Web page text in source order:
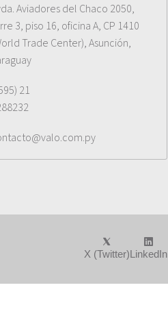
Aviadores del Chaco 2050,
3, piso 16, oficina A, CP 1410
Trade Center), Asunción,
21
X (Twitter)LinkedIn